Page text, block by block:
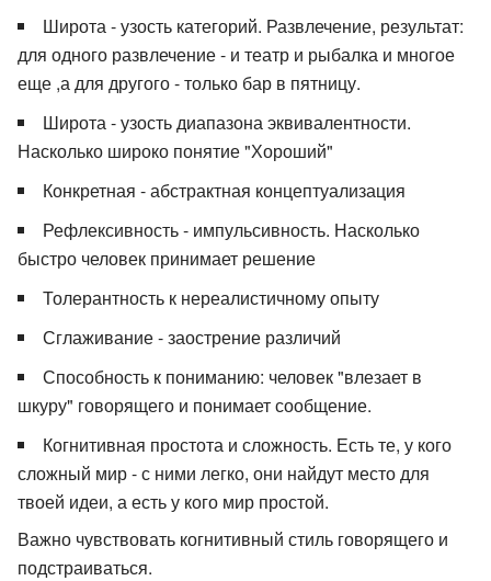
Широта - узость категорий. Развлечение, результат:
для одного развлечение - и театр и рыбалка и многое
еще ,а для другого - только бар в пятницу.
Широта - узость диапазона эквивалентности.
Насколько широко понятие "Хороший"
Конкретная - абстрактная концептуализация
Рефлексивность - импульсивность. Насколько
быстро человек принимает решение
Толерантность к нереалистичному опыту
Сглаживание - заострение различий
Способность к пониманию: человек "влезает в
шкуру" говорящего и понимает сообщение.
Когнитивная простота и сложность. Есть те, у кого
сложный мир - с ними легко, они найдут место для
твоей идеи, а есть у кого мир простой.
Важно чувствовать когнитивный стиль говорящего и
подстраиваться.